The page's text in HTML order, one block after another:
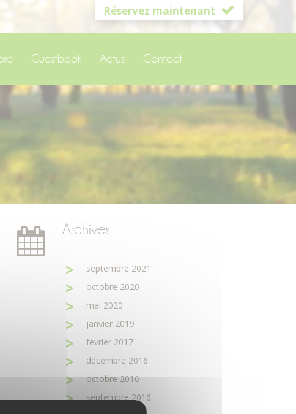
Réservez maintenant
Guestbook Actus Contact
Archives
septembre 2021
octobre 2020
mai 2020
janvier 2019
février 2017
décembre 2016
octobre 2016
septembre 2016